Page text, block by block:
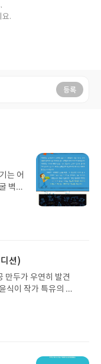
요.
등록
는 어
벽화
수천
가
를,
다시
카리
기 닫
/상
전
션)
만두가 우연히 발견
식이 작가 특유의 유
창작 그림책은 무
가시는 통쾌한 탈출
세 번째 이야기로,
예스24 바로가기 닫